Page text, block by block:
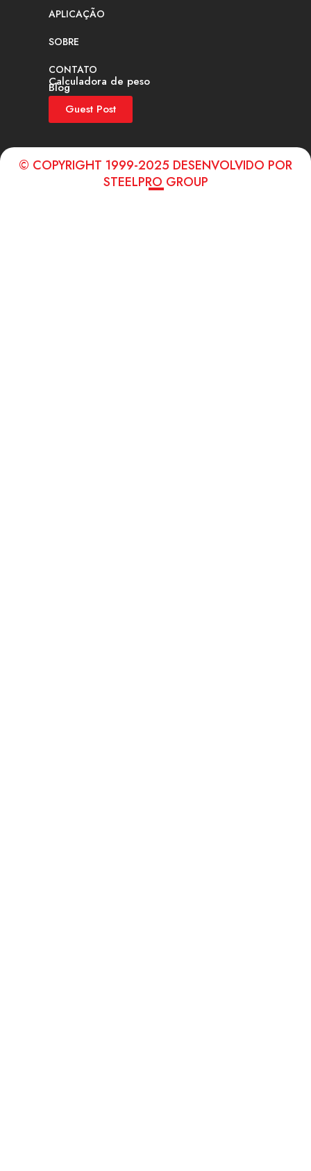
APLICAÇÃO
SOBRE
CONTATO
Calculadora de peso
Blog
Guest Post
© COPYRIGHT 1999-2025 DESENVOLVIDO POR
STEELPRO GROUP